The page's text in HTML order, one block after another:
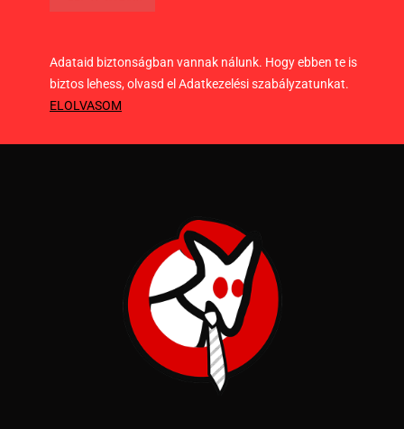
Adataid biztonságban vannak nálunk. Hogy ebben te is
biztos lehess, olvasd el Adatkezelési szabályzatunkat.
ELOLVASOM